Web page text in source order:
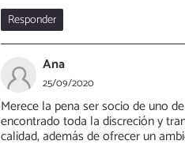
Responder
Ana
25/09/2020
Merece la pena ser socio de uno
encontrado toda la discreción y
calidad, además de ofrecer un